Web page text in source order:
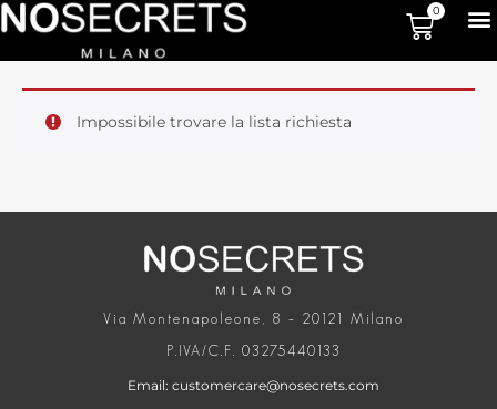
0
Impossibile trovare la lista richiesta
Via Montenapoleone, 8 – 20121 Milano
P.IVA/C.F. 03275440133
Email: customercare@nosecrets.com